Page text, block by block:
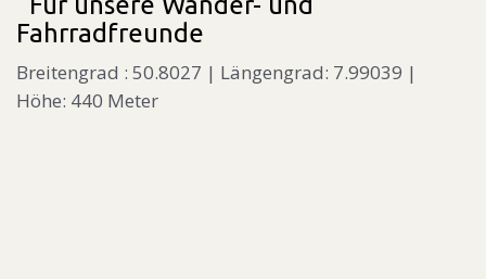
Fahrradfreunde
Breitengrad : 50.8027 | Längengrad: 7.99039 |
Höhe: 440 Meter